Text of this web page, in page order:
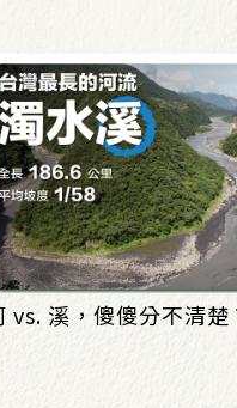
vs. 溪，傻傻分不清楚